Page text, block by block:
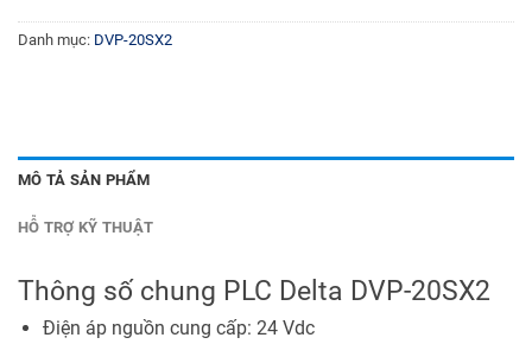
Danh mục: DVP-20SX2
MÔ TẢ SẢN PHẨM
HỖ TRỢ KỸ THUẬT
Thông số chung PLC Delta DVP-20SX2
Điện áp nguồn cung cấp: 24 Vdc